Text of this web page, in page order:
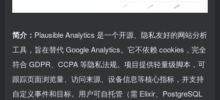
简介： Plausible Analytics 是一个开源、隐私友好的网站分析
工具，旨在替代 Google Analytics。它不依赖 cookies，完全
符合 GDPR、CCPA 等隐私法规。项目提供轻量级脚本，可
跟踪页面浏览量、访问来源、设备信息等核心指标，并支持
自定义事件和目标。用户可自托管（需 Elixir、PostgreSQL